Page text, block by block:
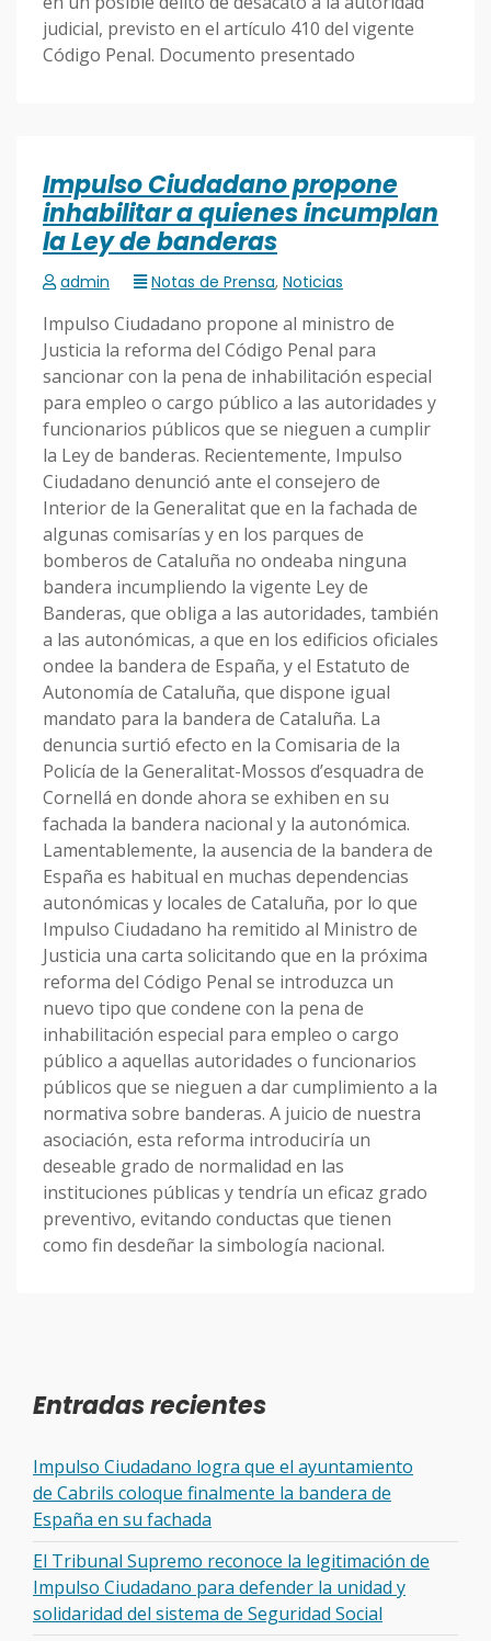
judicial, previsto en el artículo 410 del vigente
Código Penal. Documento presentado
Impulso Ciudadano propone
inhabilitar a quienes incumplan
la Ley de banderas
admin Notas de Prensa, Noticias
Impulso Ciudadano propone al ministro de
Justicia la reforma del Código Penal para
sancionar con la pena de inhabilitación especial
para empleo o cargo público a las autoridades y
funcionarios públicos que se nieguen a cumplir
la Ley de banderas. Recientemente, Impulso
Ciudadano denunció ante el consejero de
Interior de la Generalitat que en la fachada de
algunas comisarías y en los parques de
bomberos de Cataluña no ondeaba ninguna
bandera incumpliendo la vigente Ley de
Banderas, que obliga a las autoridades, también
a las autonómicas, a que en los edificios oficiales
ondee la bandera de España, y el Estatuto de
Autonomía de Cataluña, que dispone igual
mandato para la bandera de Cataluña. La
denuncia surtió efecto en la Comisaria de la
Policía de la Generalitat-Mossos d’esquadra de
Cornellá en donde ahora se exhiben en su
fachada la bandera nacional y la autonómica.
Lamentablemente, la ausencia de la bandera de
España es habitual en muchas dependencias
autonómicas y locales de Cataluña, por lo que
Impulso Ciudadano ha remitido al Ministro de
Justicia una carta solicitando que en la próxima
reforma del Código Penal se introduzca un
nuevo tipo que condene con la pena de
inhabilitación especial para empleo o cargo
público a aquellas autoridades o funcionarios
públicos que se nieguen a dar cumplimiento a la
normativa sobre banderas. A juicio de nuestra
asociación, esta reforma introduciría un
deseable grado de normalidad en las
instituciones públicas y tendría un eficaz grado
preventivo, evitando conductas que tienen
como fin desdeñar la simbología nacional.
Entradas recientes
Impulso Ciudadano logra que el ayuntamiento
de Cabrils coloque finalmente la bandera de
España en su fachada
El Tribunal Supremo reconoce la legitimación de
Impulso Ciudadano para defender la unidad y
solidaridad del sistema de Seguridad Social